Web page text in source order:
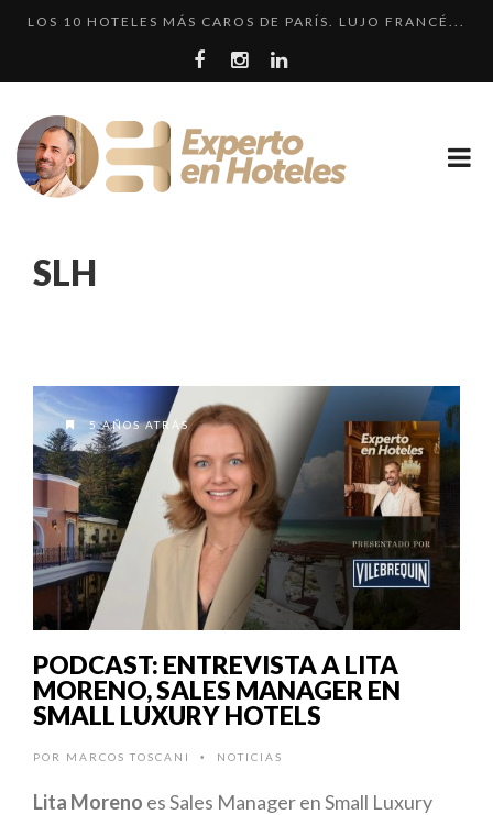
LOS 10 HOTELES MÁS CAROS DE PARÍS. LUJO FRANCÉ...
LLEGA EL HOTEL W PLAYA DEL CARMEN. ¿CUÁNDO SER...
CRÍTICA • RENAISSANCE SÃO PAULO: DOS HOTELES E...
EL HOTEL 7 ESTRELLAS, UN ENGAÑO QUE SE REPITE....
SLH
5 AÑOS ATRÁS
PODCAST: ENTREVISTA A LITA
MORENO, SALES MANAGER EN
SMALL LUXURY HOTELS
POR MARCOS TOSCANI • NOTICIAS
Lita Moreno es Sales Manager en Small Luxury